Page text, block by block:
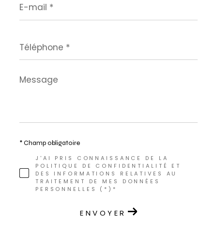
mail
*
*
Message
*
J'AI PRIS CONNAISSANCE DE LA
POLITIQUE DE CONFIDENTIALITÉ ET
DES INFORMATIONS RELATIVES AU
TRAITEMENT DE MES DONNÉES
PERSONNELLES (*)*
* Champ obligatoire
ENVOYER